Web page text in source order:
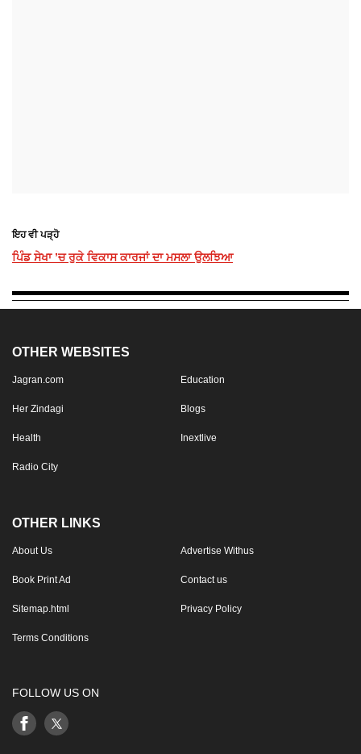
ਇਹ ਵੀ ਪੜ੍ਹੋ
ਪਿੰਡ ਸੇਖਾ ’ਚ ਰੁਕੇ ਵਿਕਾਸ ਕਾਰਜਾਂ ਦਾ ਮਸਲਾ ਉਲਝਿਆ
OTHER WEBSITES
Jagran.com Education
Her Zindagi Blogs
Health Inextlive
Radio City
OTHER LINKS
About Us Advertise Withus
Book Print Ad Contact us
Sitemap.html Privacy Policy
Terms Conditions
FOLLOW US ON